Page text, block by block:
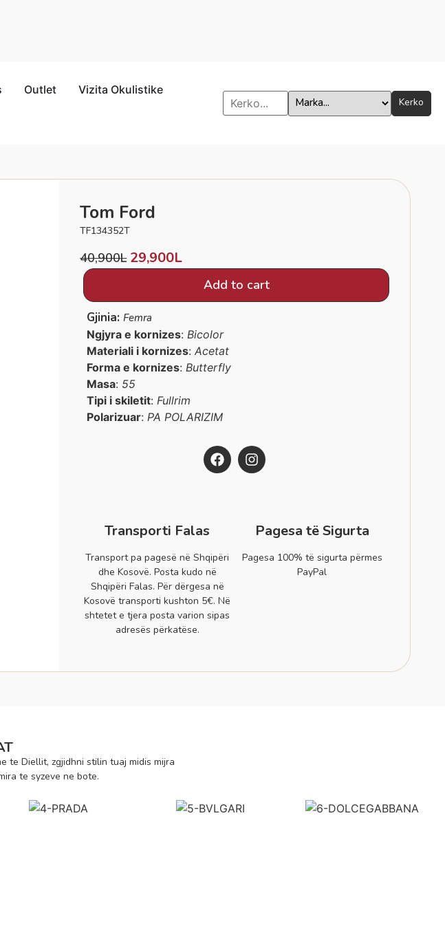
Outlet
Vizita Okulistike
Kerko
Tom Ford
TF134352T
40,900L 29,900L
Add to cart
Gjinia:Femra
Ngjyra e kornizes:Bicolor
Materiali i kornizes:Acetat
Forma e kornizes:Butterfly
Masa: 55
Tipi i skiletit:Fullrim
Polarizuar:PA POLARIZIM
Transporti Falas
Transport pa pagesë në Shqipëri
dhe Kosovë. Posta kudo në
Shqipëri Falas. Për dërgesa në
Kosovë transporti kushton 5€. Në
shtetet e tjera posta varion sipas
adresës përkatëse.
Pagesa të Sigurta
Pagesa 100% të sigurta përmes
PayPal
te Diellit, zgjidhni stilin tuaj midis mijra
te syzeve ne bote.